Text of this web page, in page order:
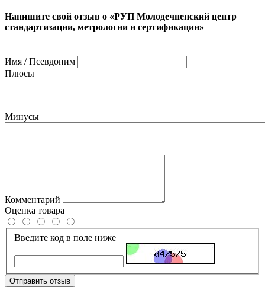
Напишите свой отзыв о «РУП Молодечненский центр
стандартизации, метрологии и сертификации»
Имя / Псевдоним
Плюсы
Минусы
Комментарий
Оценка товара
Введите код в поле ниже
Отправить отзыв